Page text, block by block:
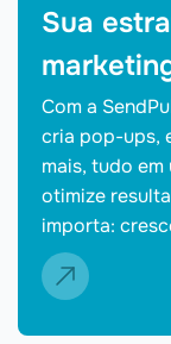
Sua
Com a
cria pop-ups,
mais, tudo
otimize
importa: